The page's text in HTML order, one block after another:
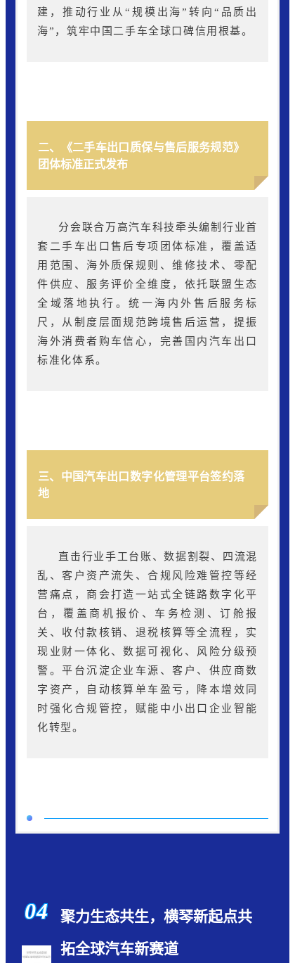
建，推动行业从“规模出海”转向“品质出
海”，筑牢中国二手车全球口碑信用根基。
二、《二手车出口质保与售后服务规范》
团体标准正式发布
分会联合万高汽车科技牵头编制行业首
套二手车出口售后专项团体标准，覆盖适
用范围、海外质保规则、维修技术、零配
件供应、服务评价全维度，依托联盟生态
全域落地执行。统一海内外售后服务标
尺，从制度层面规范跨境售后运营，提振
海外消费者购车信心，完善国内汽车出口
标准化体系。
三、中国汽车出口数字化管理平台签约落
地
直击行业手工台账、数据割裂、四流混
乱、客户资产流失、合规风险难管控等经
营痛点，商会打造一站式全链路数字化平
台，覆盖商机报价、车务检测、订舱报
关、收付款核销、退税核算等全流程，实
现业财一体化、数据可视化、风险分级预
警。平台沉淀企业车源、客户、供应商数
字资产，自动核算单车盈亏，降本增效同
时强化合规管控，赋能中小出口企业智能
化转型。
04
聚力生态共生，横琴新起点共
拓全球汽车新赛道